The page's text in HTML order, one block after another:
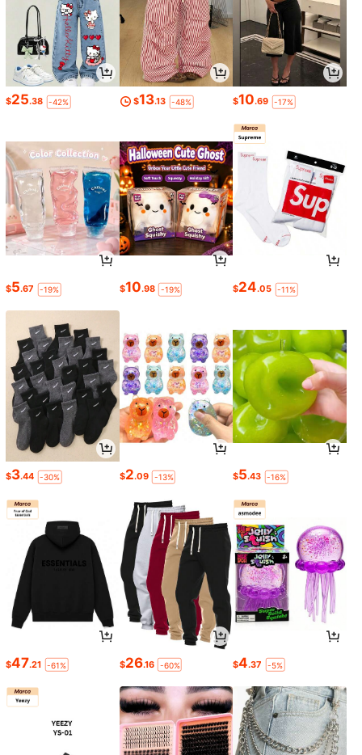
$25.38 -42% $13.13 -48% $10.69 -17%
$5.67 -19% $10.98 -19% $24.05 -11%
$3.44 -30% $2.09 -13% $5.43 -16%
$47.21 -61% $26.16 -60% $4.37 -5%